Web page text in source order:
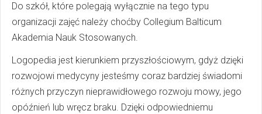
Do szkół, które polegają wyłącznie na tego typu
organizacji zajęć należy choćby Collegium Balticum
Akademia Nauk Stosowanych.
Logopedia jest kierunkiem przyszłościowym, gdyż dzięki
rozwojowi medycyny jesteśmy coraz bardziej świadomi
różnych przyczyn nieprawidłowego rozwoju mowy, jego
opóźnień lub wręcz braku. Dzięki odpowiedniemu